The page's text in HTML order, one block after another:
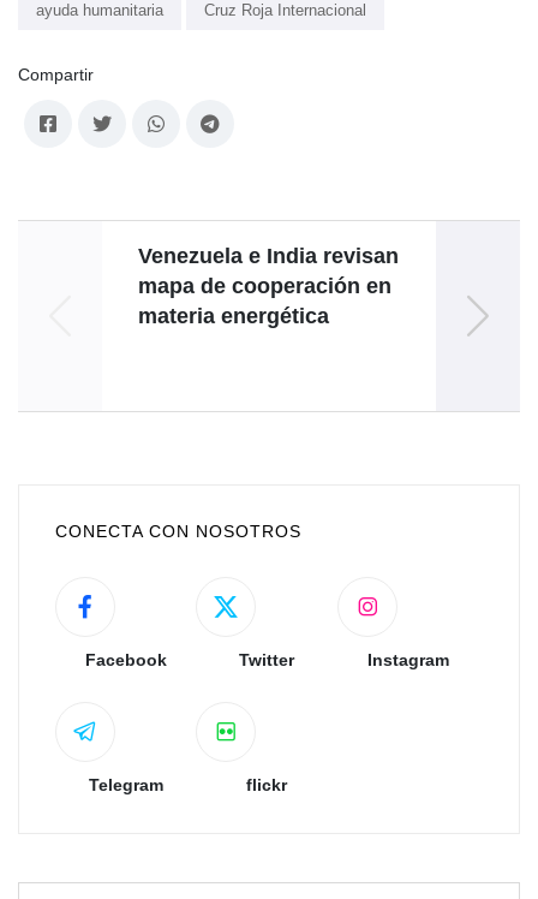
ayuda humanitaria Cruz Roja Internacional
Compartir
Venezuela e India revisan
mapa de cooperación en
materia energética
CONECTA CON NOSOTROS
Facebook Twitter Instagram
Telegram flickr